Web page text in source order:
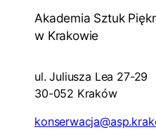
Akademia Sztuk
w Krakowie
ul. Juliusza Lea 27-29
30-052 Kraków